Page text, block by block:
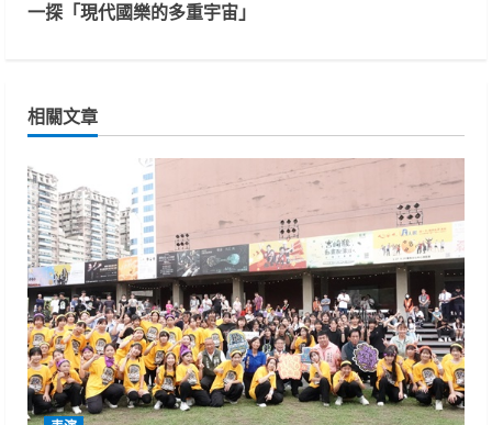
i
n
u
e
R
e
a
一探「現代國樂的多重宇宙」
相關文章